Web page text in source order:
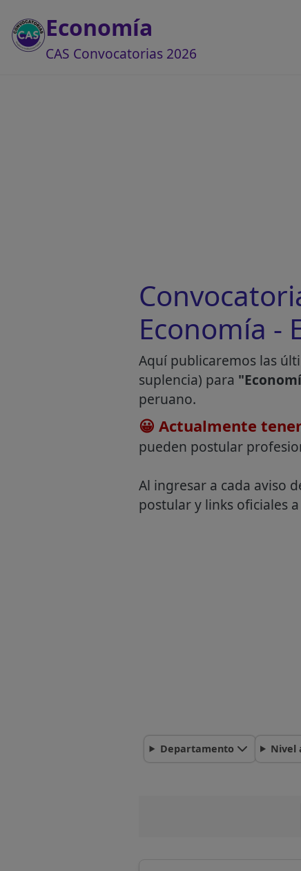
Economía
CAS Convocatorias 2026
Economía -
Aquí publicaremos las
suplencia) para
peruano.
😀 Actualmente
pueden postular
Al ingresar a cada aviso
postular y links oficiales
Departamento Nivel